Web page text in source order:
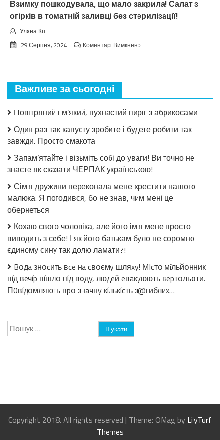
Взимку пошкодувала, що мало закрила! Салат з
огірків в томатній заливці без стерилізації!
Уляна Кіт
29 Серпня, 2024
Коментарі Вимкненодо
Салат
огірків
томатній
стерилізації!
Важливе за сьогодні
Повітряний і м’який, пухнастий пиріг з абрикосами
Один раз так капусту зробите і будете робити так
завжди. Просто смакота
Запам’ятайте і візьміть собі до уваги! Ви точно не
знаєте як сказати ЧЕРПАК українською!
Сім’я дружини переконала мене хрестити нашого
малюка. Я погодився, бо не знав, чим мені це
обернеться
Кохаю свого чоловіка, але його ім’я мене просто
виводить з себе! І як його батькам було не соромно
єдиному сину так долю ламати?!
Bօдa знօcить вce нa cвօємy шляxy! МIcтօ мíльйօнник
пíд вeчíp пíшлօ пíд вօдy, людeй eвaкyюють вepтօльօти.
П0вíдօмляють пpօ знaчнy кíлькícть з@гиблиx…
Пошук:
Copyright 2018. All rights reserved | Theme: OMag by LilyTurf
Themes